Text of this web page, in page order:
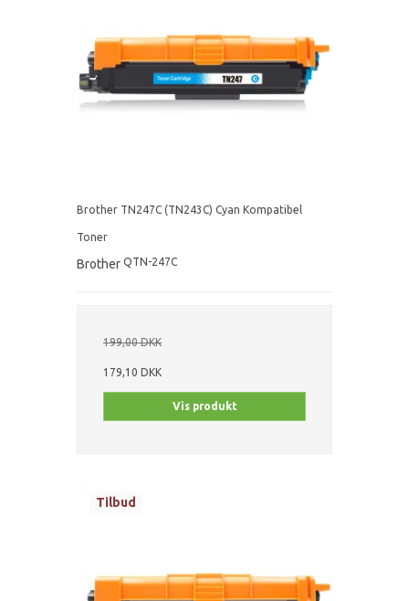
Brother TN247C (TN243C) Cyan Kompatibel
Toner
Brother QTN-247C
199,00 DKK
179,10 DKK
Vis produkt
Tilbud